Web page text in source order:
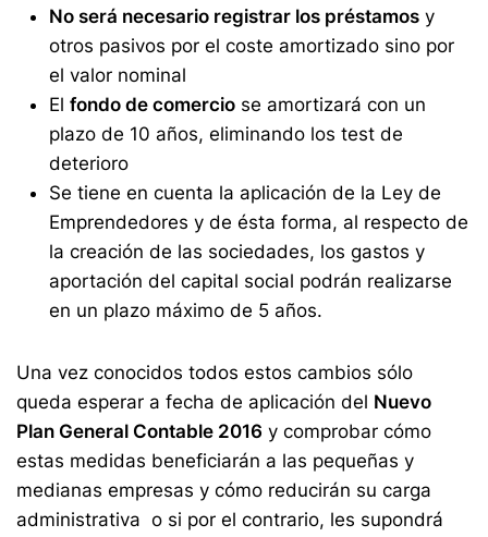
No será necesario registrar los préstamos y
otros pasivos por el coste amortizado sino por
el valor nominal
El fondo de comercio se amortizará con un
plazo de 10 años, eliminando los test de
deterioro
Se tiene en cuenta la aplicación de la Ley de
Emprendedores y de ésta forma, al respecto de
la creación de las sociedades, los gastos y
aportación del capital social podrán realizarse
en un plazo máximo de 5 años.
Una vez conocidos todos estos cambios sólo
queda esperar a fecha de aplicación del Nuevo
Plan General Contable 2016 y comprobar cómo
estas medidas beneficiarán a las pequeñas y
medianas empresas y cómo reducirán su carga
administrativa o si por el contrario, les supondrá